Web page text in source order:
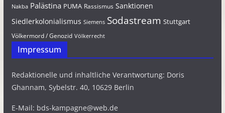
Nakba Palästina PUMA Rassismus Sanktionen
Siedlerkolonialismus Siemens Sodastream Stuttgart
Völkermord / Genozid Völkerrecht
Impressum
Redaktionelle und inhaltliche Verantwortung: Doris
Ghannam, Sybelstr. 40, 10629 Berlin
E-Mail: bds-kampagne@web.de